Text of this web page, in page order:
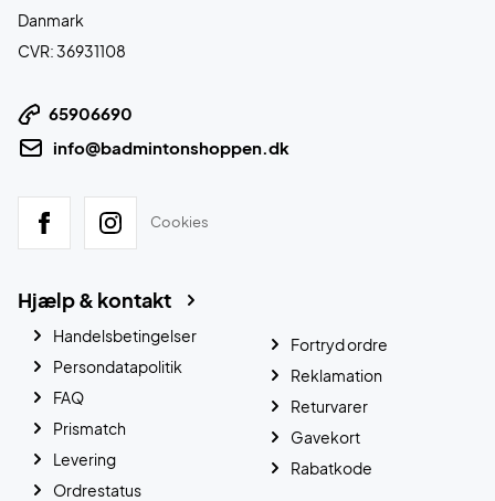
Danmark
CVR: 36931108
65906690
info@badmintonshoppen.dk
Cookies
Hjælp & kontakt
Handelsbetingelser
Persondatapolitik
FAQ
Prismatch
Levering
Ordrestatus
Fortryd ordre
Reklamation
Returvarer
Gavekort
Rabatkode